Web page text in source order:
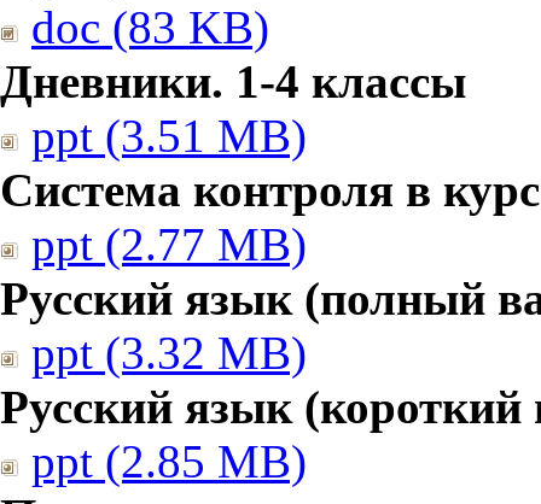
doc (83 KB)
Дневники. 1-4 классы
ppt (3.51 MB)
Система контроля в
ppt (2.77 MB)
Русский язык (полный
ppt (3.32 MB)
Русский язык (короткий
ppt (2.85 MB)